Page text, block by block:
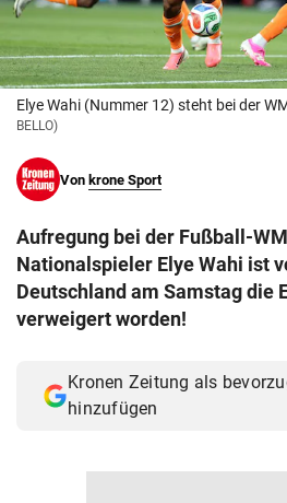
© Krone Multimedia GmbH & Co KG
Muthgasse 2, 1190 Wien
Elye Wahi (Nummer 12) steht bei der
BELLO)
Von krone Sport
Aufregung bei der Fußball-
Nationalspieler Elye Wahi ist
Deutschland am Samstag die
verweigert worden!
Kronen Zeitung als
hinzufügen